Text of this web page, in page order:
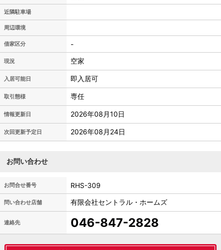
近隣駐車場
周辺環境
借家区分 -
現況 空家
入居可能日 即入居可
取引態様 専任
情報更新日 2026年08月10日
次回更新予定日 2026年08月24日
お問い合わせ
お問合せ番号 RHS-309
問い合わせ店舗 有限会社セントラル・ホームズ
連絡先 046-847-2828